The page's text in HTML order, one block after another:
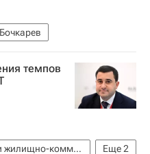
темпов
Еще2
Министерство строительства и жилищно-коммунального хозяйства РФ (Минстрой России)